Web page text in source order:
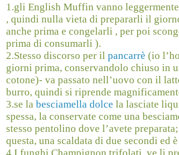
1.gli English Muffin vanno
, quindi nulla vieta di prepararli il
anche prima e congelarli , per poi
prima di consumarli ).
2.Stesso discorso per il pancarrè (io
giorni prima, conservandolo chiuso in
cotone)- va passato nell’uovo con il
burro, quindi si riprende
3.se la besciamella dolce la lasciate
spessa, la conservate come una
stesso pentolino dove l’avete
questa, una scaldata di due secondi ed